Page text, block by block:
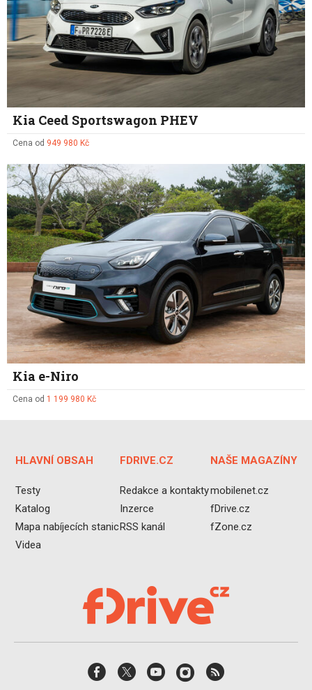
Kia Ceed Sportswagon PHEV
Cena od 949 980 Kč
Kia e-Niro
Cena od 1 199 980 Kč
HLAVNÍ OBSAH
Testy
Katalog
Mapa nabíjecích stanic
Videa
FDRIVE.CZ
Redakce a kontakty
Inzerce
RSS kanál
NAŠE MAGAZÍNY
mobilenet.cz
fDrive.cz
fZone.cz